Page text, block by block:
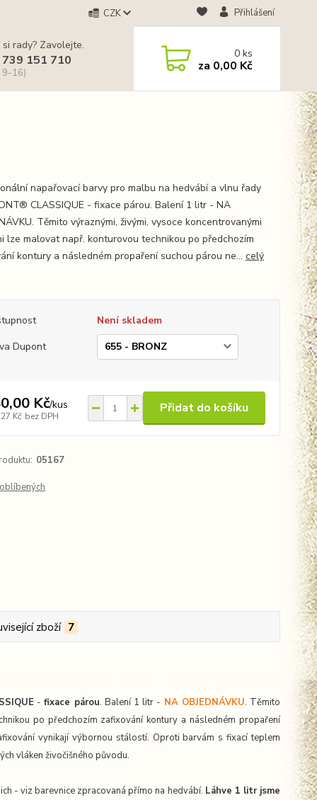
CZK Přihlášení
rady? Zavolejte.
151 710
9-16)
0ks
za 0,00 Kč
napařovací barvy pro malbu na hedvábí a vlnu řady
CLASSIQUE - fixace párou. Balení 1 litr - NA
Těmito výraznými, živými, vysoce koncentrovanými
lze malovat např. konturovou technikou po předchozím
kontury a následném propaření suchou párou ne... celý
Není skladem
Dupont
Kč/kus
Kč bez DPH
Přidat do košíku
05167
zboží 7
-fixace párou. Balení 1 litr - NA OBJEDNÁVKU. Těmito
po předchozím zafixování kontury a následném propaření
vynikají výbornou stálostí. Oproti barvám s fixací teplem
vláken živočišného původu.
- viz barevnice zpracovaná přímo na hedvábí. Láhve 1 litr jsme